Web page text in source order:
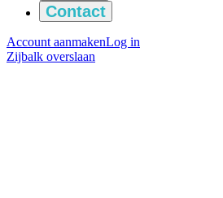
Contact
Account aanmakenLog in
Zijbalk overslaan